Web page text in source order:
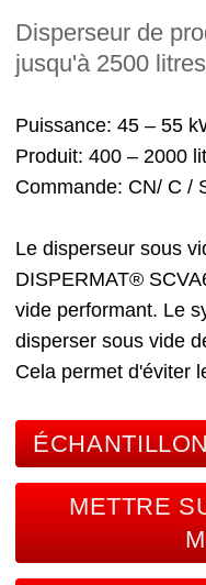
Disperseur de
jusqu'à 2500
Puissance 45 – 55
Produit 400 – 2000
Commande CN/ C /
Le disperseur sous
DISPERMAT®
vide performant. Le
disperser sous vide
Cela permet d'éviter
METTRE